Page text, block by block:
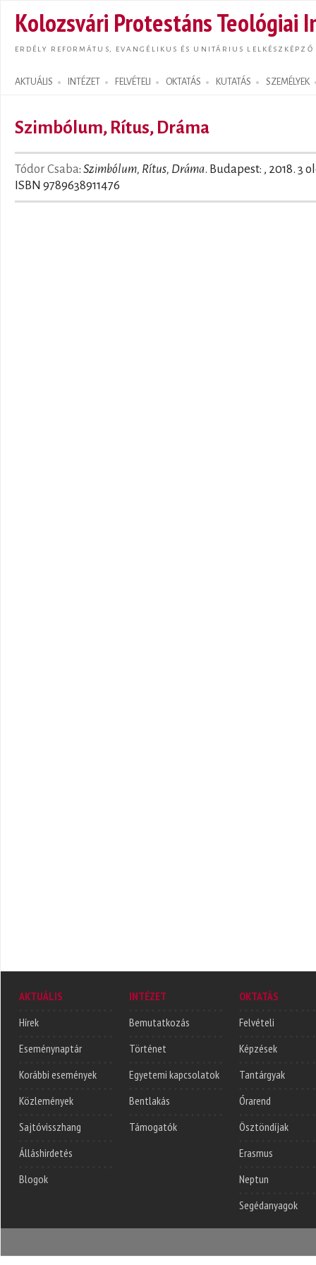
Kolozsvári Protestáns Teológiai
ERDÉLY REFORMÁTUS, EVANGÉLIKUS ÉS UNITÁRIUS LELKÉSZKÉPZŐ
AKTUÁLIS INTÉZET FELVÉTELI OKTATÁS KUTATÁS SZEMÉLYEK
Search form
Szimbólum, Rítus, Dráma
Tódor Csaba: Szimbólum, Rítus, Dráma. Budapest: , 2018. 3
ISBN 9789638911476
AKTUÁLIS
Hírek
Eseménynaptár
Korábbi események
Közlemények
Sajtóvisszhang
Álláshirdetés
Blogok
INTÉZET
Bemutatkozás
Történet
Egyetemi kapcsolatok
Bentlakás
Támogatók
OKTATÁS
Felvételi
Képzések
Tantárgyak
Órarend
Ösztöndíjak
Erasmus
Neptun
Segédanyagok